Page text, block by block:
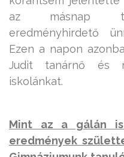
az másnap
eredményhirdető
Ezen a napon
Judit tanárnő és
iskolánkat.
Mint az a gálán
eredmények